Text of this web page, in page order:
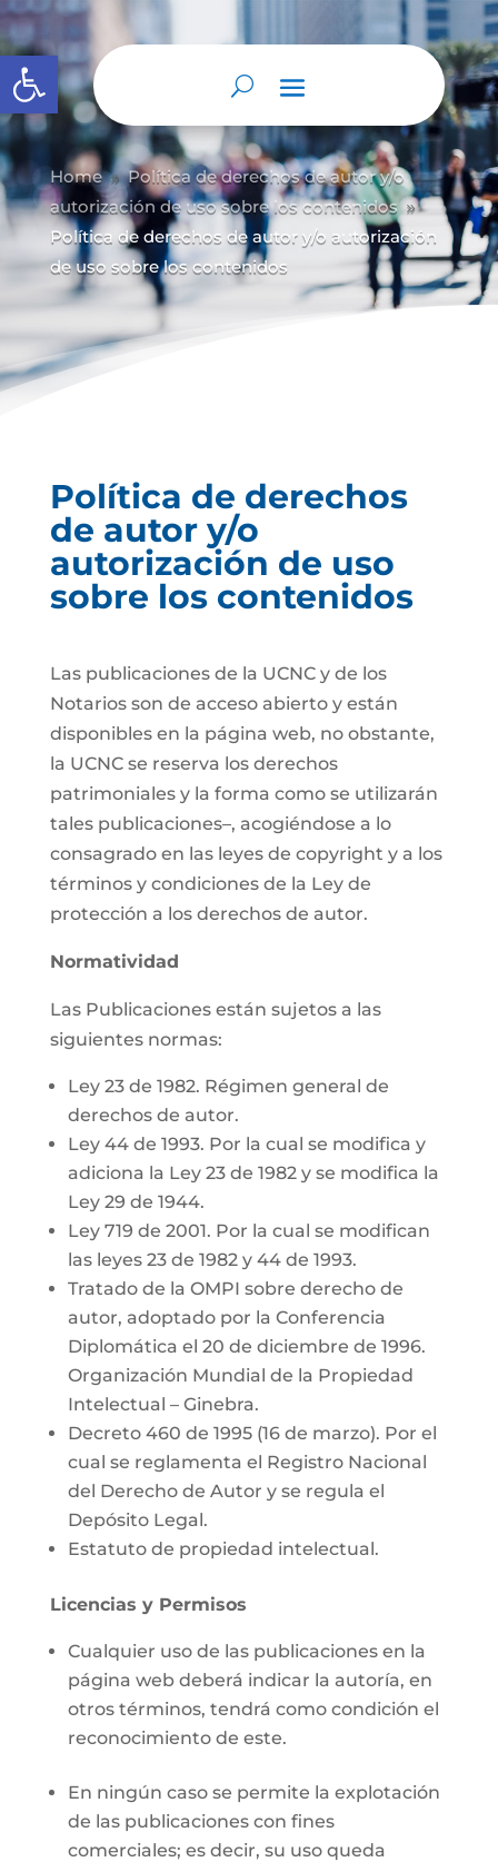
Abrir barra de herramientas
Home 9 Política de derechos de autor y/o
autorización de uso sobre los contenidos 9
Política de derechos de autor y/o autorización
de uso sobre los contenidos
Política de derechos
de autor y/o
autorización de uso
sobre los contenidos
Las publicaciones de la UCNC y de los
Notarios son de acceso abierto y están
disponibles en la página web, no obstante,
la UCNC se reserva los derechos
patrimoniales y la forma como se utilizarán
tales publicaciones–, acogiéndose a lo
consagrado en las leyes de copyright y a los
términos y condiciones de la Ley de
protección a los derechos de autor.
Normatividad
Las Publicaciones están sujetos a las
siguientes normas:
Ley 23 de 1982. Régimen general de
derechos de autor.
Ley 44 de 1993. Por la cual se modifica y
adiciona la Ley 23 de 1982 y se modifica la
Ley 29 de 1944.
Ley 719 de 2001. Por la cual se modifican
las leyes 23 de 1982 y 44 de 1993.
Tratado de la OMPI sobre derecho de
autor, adoptado por la Conferencia
Diplomática el 20 de diciembre de 1996.
Organización Mundial de la Propiedad
Intelectual – Ginebra.
Decreto 460 de 1995 (16 de marzo). Por el
cual se reglamenta el Registro Nacional
del Derecho de Autor y se regula el
Depósito Legal.
Estatuto de propiedad intelectual.
Licencias y Permisos
Cualquier uso de las publicaciones en la
página web deberá indicar la autoría, en
otros términos, tendrá como condición el
reconocimiento de este.
En ningún caso se permite la explotación
de las publicaciones con fines
comerciales; es decir, su uso queda